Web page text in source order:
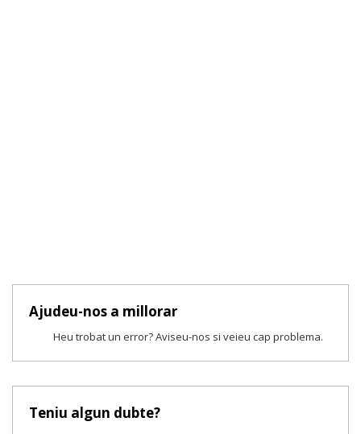
Ajudeu-nos a millorar
Heu trobat un error? Aviseu-nos si veieu cap problema.
Teniu algun dubte?